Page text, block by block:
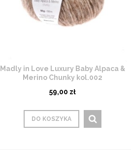
Madly in Love Luxury Baby Alpaca &
Merino Chunky kol.002
59,00 zł
DO KOSZYKA